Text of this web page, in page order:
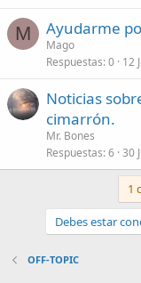
M Ayudarme
Mago
Respuestas 0 12
Noticias
cimarrón.
Mr. Bones
Respuestas 6 30
1
Debes estar
OFF-TOPIC